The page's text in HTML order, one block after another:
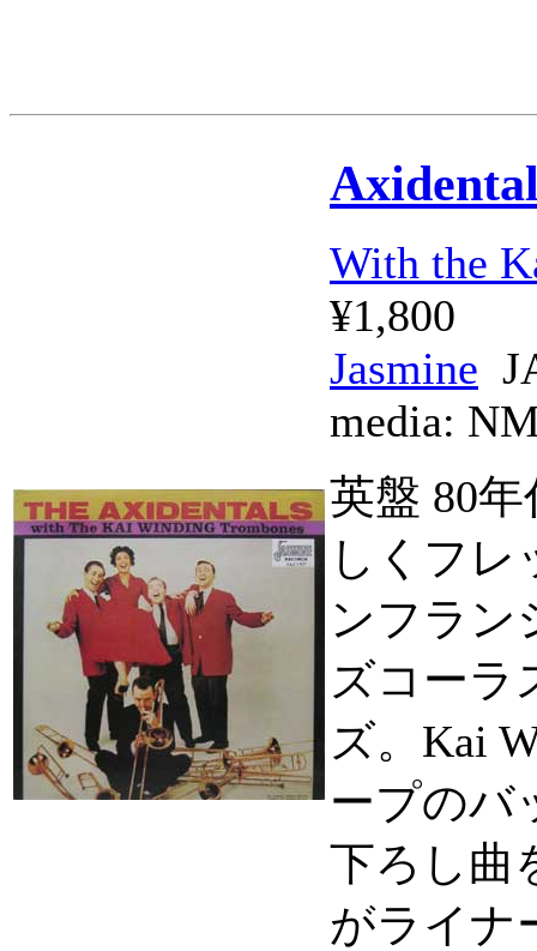
With the
¥1,800
Jasmine
media:
英盤 80年
しくフレ
ンフラン
ズコーラ
ズ。Kai
ープのバ
下ろし曲
がライナ